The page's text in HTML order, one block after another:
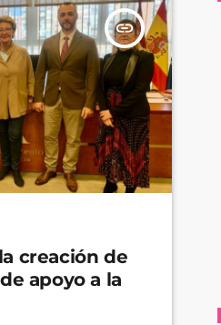
insert_link
creación de
apoyo a la